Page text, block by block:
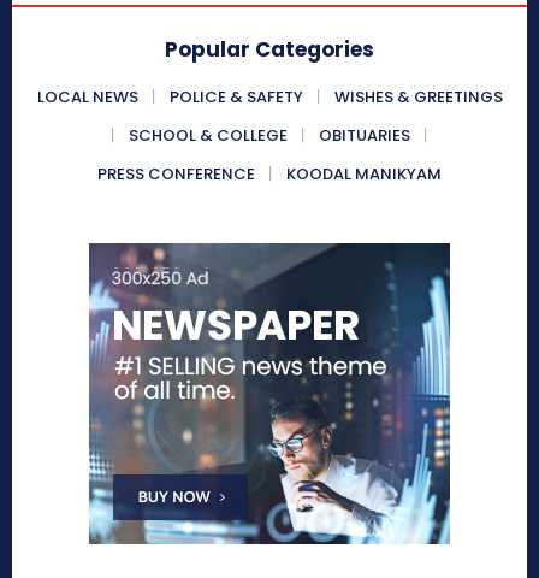
Popular Categories
LOCAL NEWS POLICE & SAFETY
WISHES & GREETINGS
SCHOOL & COLLEGE
OBITUARIES
PRESS CONFERENCE
KOODAL MANIKYAM